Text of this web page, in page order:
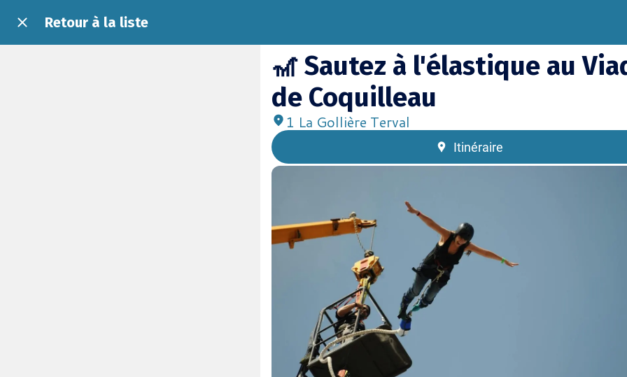
Retour à la liste
🎢 Sautez à l'élastique au
de Coquilleau
1 La Gollière Terval
Itinéraire